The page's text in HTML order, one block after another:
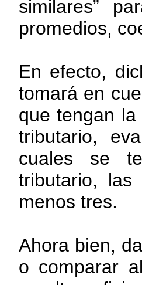
similares”
promedios,
En efecto,
tomará en
que tengan
tributario,
cuales se
tributario,
menos tres.
Ahora bien,
o comparar